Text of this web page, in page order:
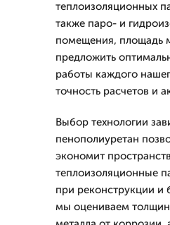
теплоизоляционных
также паро- и
помещения, площадь
предложить
работы каждого
точность расчетов и
Выбор технологии
пенополиуретан
экономит
теплоизоляционные
при реконструкции и
мы оцениваем